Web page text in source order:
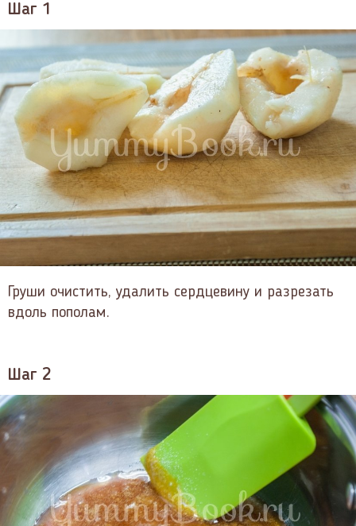
Шаг 1
Груши очистить, удалить сердцевину и разрезать
вдоль пополам.
Шаг 2